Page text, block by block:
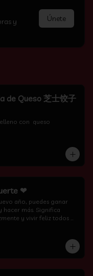
y
Únete
de Queso 芝士饺子
con  queso
❤
año, puedes ganar
hacer más. Significa
y vivir feliz todos